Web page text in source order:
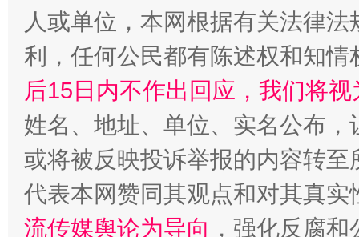
一纸欠
人或单位，本网根据有关法律
利，任何公民都有陈述权和知情
后15日内不作出回应，我们将
姓名、地址、单位、实名公布
或将被反映投诉举报的内容转
代表本网赞同其观点和对其真实
流传媒舆论为导向 ，强化反腐